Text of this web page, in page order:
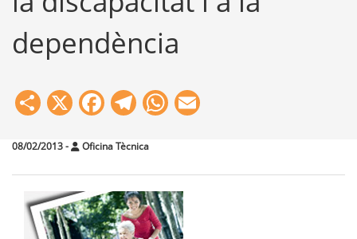
dependència
Share
X Facebook
Telegram
WhatsApp
08/02/2013- Oficina Tècnica